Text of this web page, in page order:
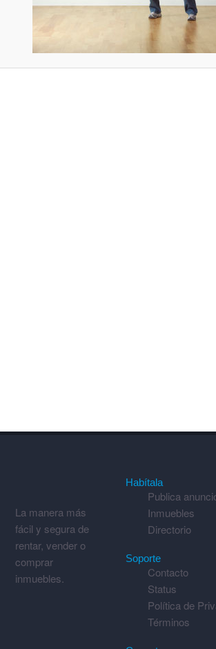
La manera más
fácil y segura de
rentar, vender o
comprar
inmuebles.
Habítala
Publica
Inmuebles
Directorio
Soporte
Contacto
Status
Política de
Términos